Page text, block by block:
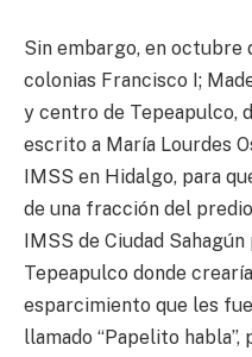
Sin embargo, en octubre
colonias Francisco I;
y centro de Tepeapulco,
escrito a María Lourdes
IMSS en Hidalgo, para
de una fracción del
IMSS de Ciudad
Tepeapulco donde
esparcimiento que les
llamado “Papelito habla”,